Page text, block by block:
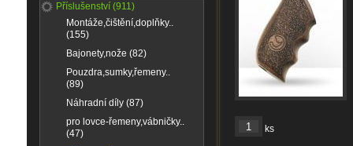
Příslušenství (911)
Montáže,čištění,doplňky..
(155)
Bajonety,nože (82)
Pouzdra,sumky,řemeny..
(89)
Náhradní díly (87)
pro lovce-řemeny,vábničky..
(47)
ks